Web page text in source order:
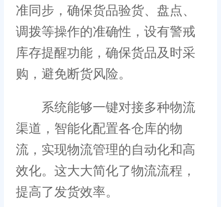
准同步，确保货品验货、盘点、
调拨等操作的准确性，设有警戒
库存提醒功能，确保货品及时采
购，避免断货风险。
系统能够一键对接多种物流
渠道，智能化配置各仓库的物
流，实现物流管理的自动化和高
效化。这大大简化了物流流程，
提高了发货效率。